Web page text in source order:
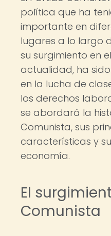
política que ha
importante en
lugares a lo largo
su surgimiento en
actualidad, ha
en la lucha de
los derechos
se abordará la
Comunista, sus
características y
economía.
El
Comunista